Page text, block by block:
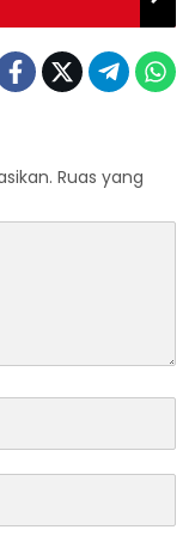
Ruas yang